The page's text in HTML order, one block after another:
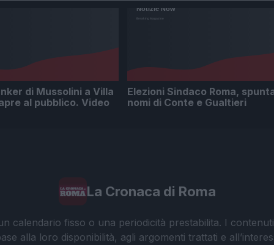
di Mussolini a Villa
al pubblico. Video
Elezioni Sindaco Roma,
nomi di Conte e Gualtieri
La Cronaca di Roma
calendario fisso o una periodicità prestabilita. I
alla loro disponibilità, agli argomenti trattati e